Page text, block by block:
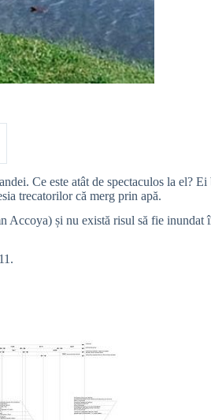
Ce este atât de spectaculos la el?
trecatorilor că merg prin apă.
Accoya) și nu există risul să fie inundat